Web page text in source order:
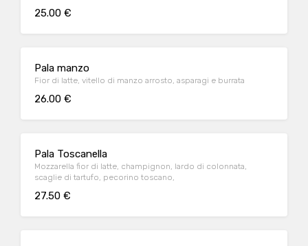
25.00 €
Pala manzo
Fior di latte, vitello di manzo arrosto, asparagi e burrata
26.00 €
Pala Toscanella
Mozzarella fior di latte, champignon, lardo di colonnata,
scaglie di tartufo, pecorino toscano,
27.50 €